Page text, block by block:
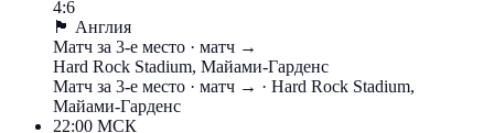
4:6
🏴󠁧󠁢󠁥󠁮󠁧󠁿 Англия
Матч за 3-е место · матч →
Hard Rock Stadium, Майами-Гарденс
Матч за 3-е место · матч → · Hard Rock Stadium,
Майами-Гарденс
22:00 МСК